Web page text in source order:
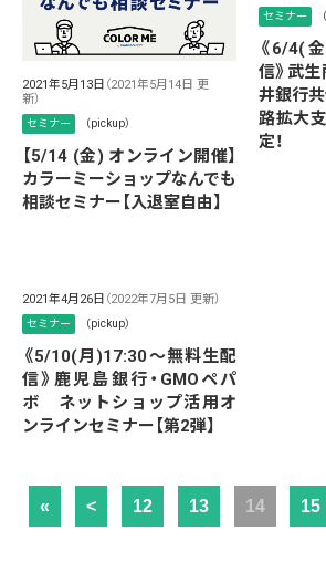
2021年5月13日 （2021年5月14日 更
新）
セミナー （pickup）
【5/14 (金) オンライン開催】
カラーミーショップなんでも
相談セミナー【入退室自由】
セミナー
《6/4(
信》武
井銀行
路拡大
定！
2021年4月26日 （2022年7月5日 更新）
セミナー （pickup）
《5/10(月)17:30～無料生配
信》鹿児島銀行・GMOペパ
ボ ネットショップ活用オ
ンラインセミナー【第2弾】
« < 12 13 14 15